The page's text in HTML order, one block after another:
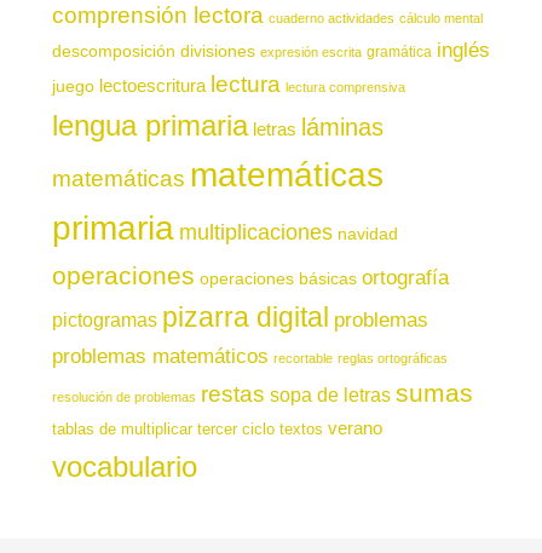
comprensión lectora cuaderno actividades cálculo mental
descomposición divisiones expresión escrita gramática inglés
juego lectoescritura lectura lectura comprensiva
lengua primaria letras láminas
matemáticas matemáticas
primaria multiplicaciones navidad
operaciones operaciones básicas ortografía
pictogramas pizarra digital problemas
problemas matemáticos recortable reglas ortográficas
resolución de problemas restas sopa de letras sumas
tablas de multiplicar tercer ciclo textos verano
vocabulario